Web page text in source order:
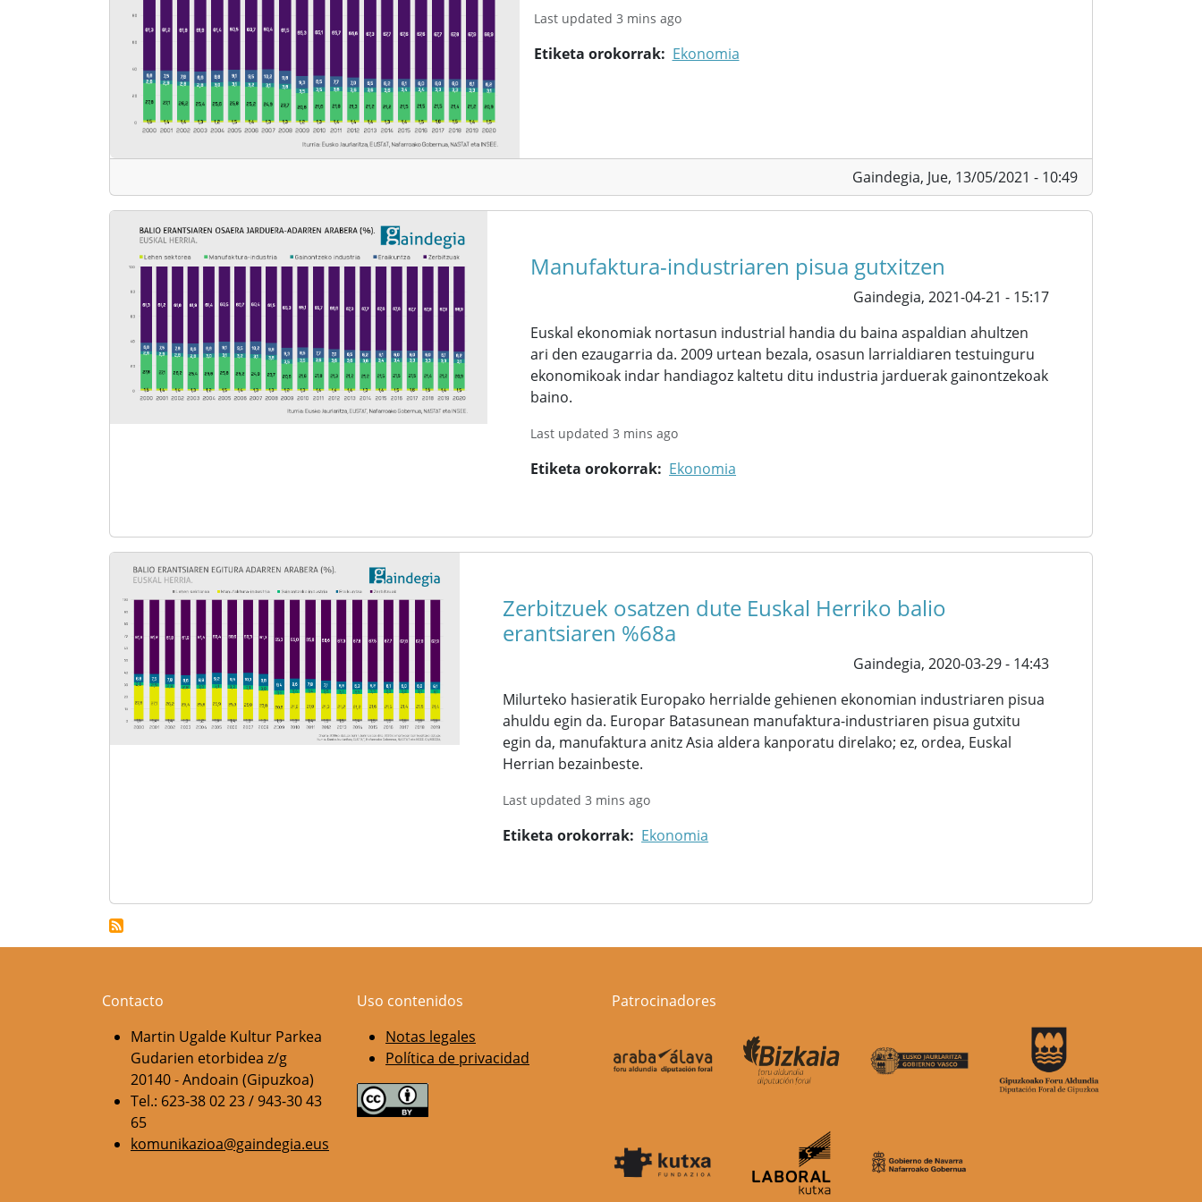
Last updated 3 mins ago
Etiketa orokorrak Ekonomia
Gaindegia, Jue, 13/05/2021 - 10:49
Manufaktura-industriaren pisua gutxitzen
Gaindegia, 2021-04-21 - 15:17
Euskal ekonomiak nortasun industrial handia du baina aspaldian ahultzen
ari den ezaugarria da. 2009 urtean bezala, osasun larrialdiaren testuinguru
ekonomikoak indar handiagoz kaltetu ditu industria jarduerak gainontzekoak
baino.
Last updated 3 mins ago
Etiketa orokorrak Ekonomia
Zerbitzuek osatzen dute Euskal Herriko balio
erantsiaren %68a
Gaindegia, 2020-03-29 - 14:43
Milurteko hasieratik Europako herrialde gehienen ekonomian industriaren pisua
ahuldu egin da. Europar Batasunean manufaktura-industriaren pisua gutxitu
egin da, manufaktura anitz Asia aldera kanporatu direlako; ez, ordea, Euskal
Herrian bezainbeste.
Last updated 3 mins ago
Etiketa orokorrak Ekonomia
Contacto
Martin Ugalde Kultur Parkea
Gudarien etorbidea z/g
20140 - Andoain (Gipuzkoa)
Tel.: 623-38 02 23 / 943-30 43
65
komunikazioa@gaindegia.eus
Uso contenidos
Notas legales
Política de privacidad
Patrocinadores